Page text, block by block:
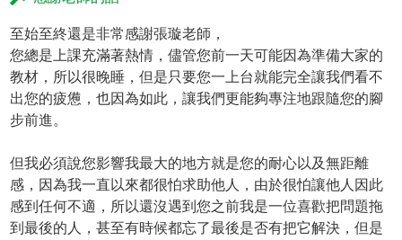
至始至終還是非常感謝張璇老師，
您總是上課充滿著熱情，儘管您前一天可能因為準備大家的
教材，所以很晚睡，但是只要您一上台就能完全讓我們看不
出您的疲憊，也因為如此，讓我們更能夠專注地跟隨您的腳
步前進。
但我必須說您影響我最大的地方就是您的耐心以及無距離
感，因為我一直以來都很怕求助他人，由於很怕讓他人因此
感到任何不適，所以還沒遇到您之前我是一位喜歡把問題拖
到最後的人，甚至有時候都忘了最後是否有把它解決，但是